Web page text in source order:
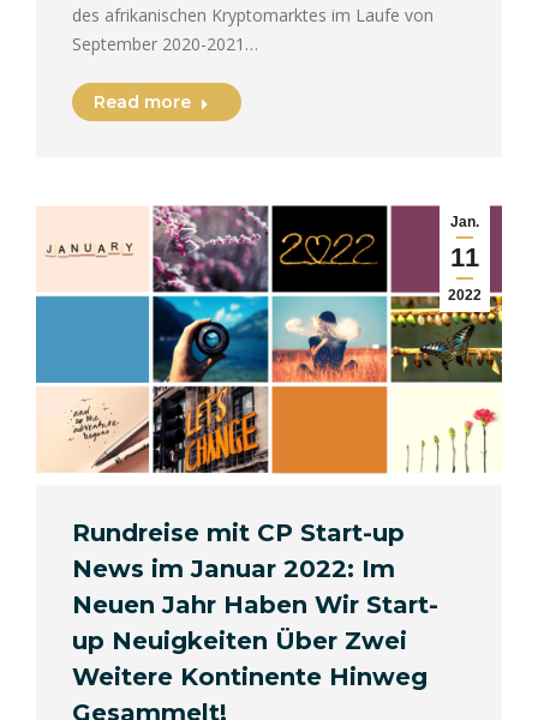
des afrikanischen Kryptomarktes im Laufe von
September 2020-2021…
Read more
Jan.
11
2022
Rundreise mit CP Start-up
News im Januar 2022: Im
Neuen Jahr Haben Wir Start-
up Neuigkeiten Über Zwei
Weitere Kontinente Hinweg
Gesammelt!